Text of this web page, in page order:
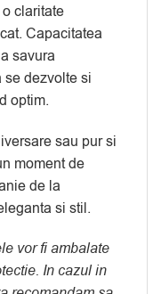
claritate
Capacitatea
savura
dezvolte si
optim.
sau pur si
moment de
de la
si stil.
vor fi ambalate
In cazul in